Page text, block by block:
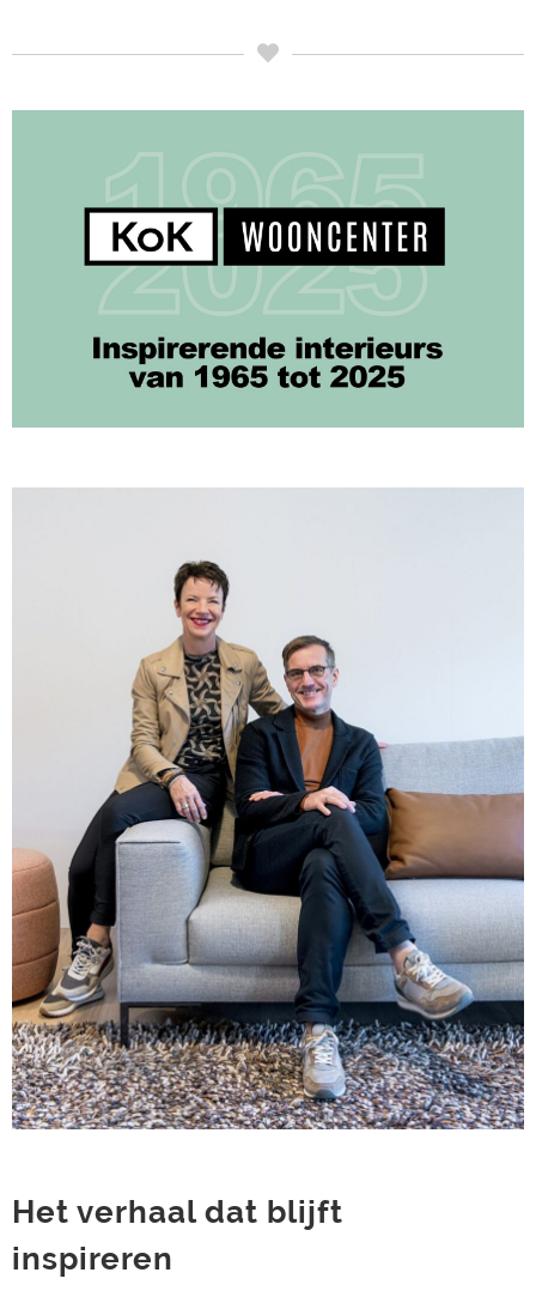
Het verhaal dat blijft
inspireren